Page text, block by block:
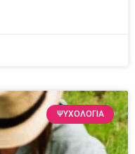
ΨΥΧΟΛΟΓΙΑ